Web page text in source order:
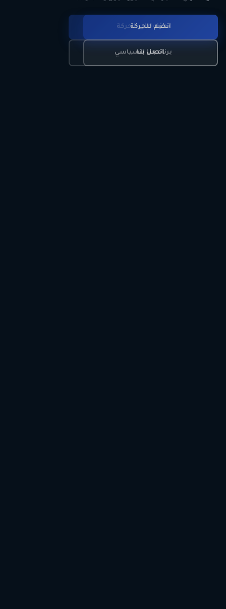
تعرّف على الحركة
برنامجنا السياسي
انضم للحركة
اتصل بنا